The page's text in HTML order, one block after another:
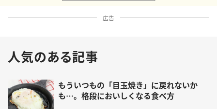
広告
人気のある記事
もういつもの「目玉焼き」に戻れないか
も…。格段においしくなる食べ方